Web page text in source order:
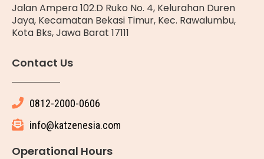
Jalan Ampera 102.D Ruko No. 4, Kelurahan Duren
Jaya, Kecamatan Bekasi Timur, Kec. Rawalumbu,
Kota Bks, Jawa Barat 17111
Contact Us
0812-2000-0606
info@katzenesia.com
Operational Hours